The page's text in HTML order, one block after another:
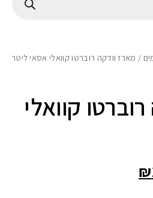
/ מארז וודקה רוברטו קוואלי אסאי ליטר
קוואלי
₪